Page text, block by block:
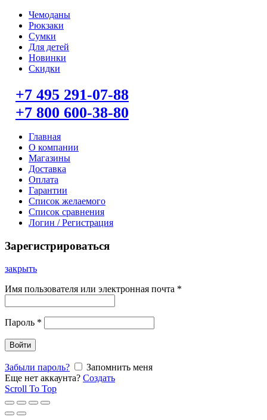
Чемоданы
Рюкзаки
Сумки
Для детей
Новинки
Скидки
+7 495 291-07-88
+7 800 600-38-80
Главная
О компании
Магазины
Доставка
Оплата
Гарантии
Список желаемого
Список сравнения
Логин / Регистрация
Зарегистрироваться
закрыть
Имя пользователя или электронная почта *
Пароль *
Войти
Забыли пароль?
Запомнить меня
Еще нет аккаунта? Создать
Scroll To Top